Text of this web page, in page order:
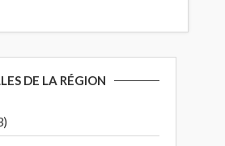
DE LA RÉGION